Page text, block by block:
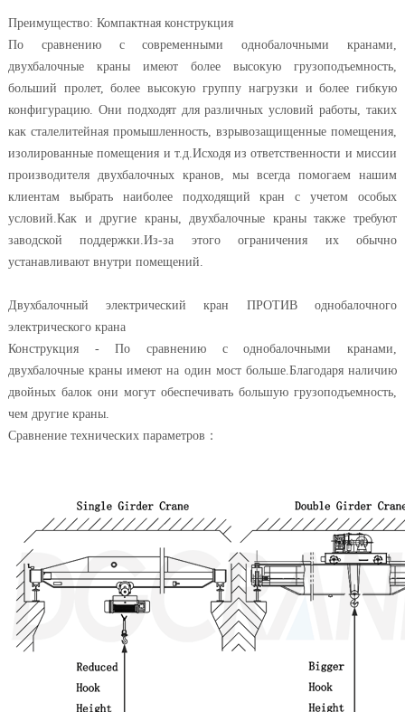
Преимущество: Компактная конструкция
По сравнению с современными однобалочными кранами,
двухбалочные краны имеют более высокую грузоподъемность,
больший пролет, более высокую группу нагрузки и более гибкую
конфигурацию. Они подходят для различных условий работы, таких
как сталелитейная промышленность, взрывозащищенные помещения,
изолированные помещения и т.д.Исходя из ответственности и миссии
производителя двухбалочных кранов, мы всегда помогаем нашим
клиентам выбрать наиболее подходящий кран с учетом особых
условий.Как и другие краны, двухбалочные краны также требуют
заводской поддержки.Из-за этого ограничения их обычно
устанавливают внутри помещений.
Двухбалочный электрический кран ПРОТИВ однобалочного
электрического крана
Конструкция - По сравнению с однобалочными кранами,
двухбалочные краны имеют на один мост больше.Благодаря наличию
двойных балок они могут обеспечивать большую грузоподъемность,
чем другие краны.
Сравнение технических параметров ：